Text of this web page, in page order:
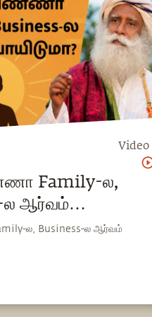
Video
Family-ல,
ல ஆர்வம்
ல, Business-ல ஆர்வம்